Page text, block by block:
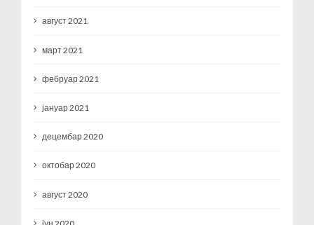
август 2021
март 2021
фебруар 2021
јануар 2021
децембар 2020
октобар 2020
август 2020